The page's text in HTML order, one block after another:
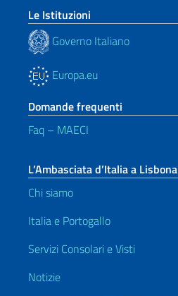
Le Istituzioni
Governo Italiano
Europa.eu
Domande frequenti
Faq – MAECI
L’Ambasciata d’Italia a Lisbona
Chi siamo
Italia e Portogallo
Servizi Consolari e Visti
Notizie